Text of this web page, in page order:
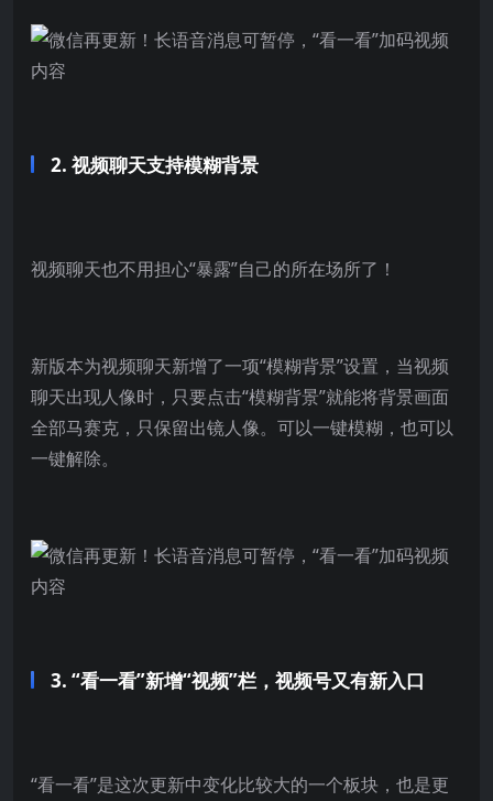
2. 视频聊天支持模糊背景
视频聊天也不用担心“暴露”自己的所在场所了！
新版本为视频聊天新增了一项“模糊背景”设置，当视频
聊天出现人像时，只要点击“模糊背景”就能将背景画面
全部马赛克，只保留出镜人像。可以一键模糊，也可以
一键解除。
3. “看一看”新增“视频”栏，视频号又有新入口
“看一看”是这次更新中变化比较大的一个板块，也是更